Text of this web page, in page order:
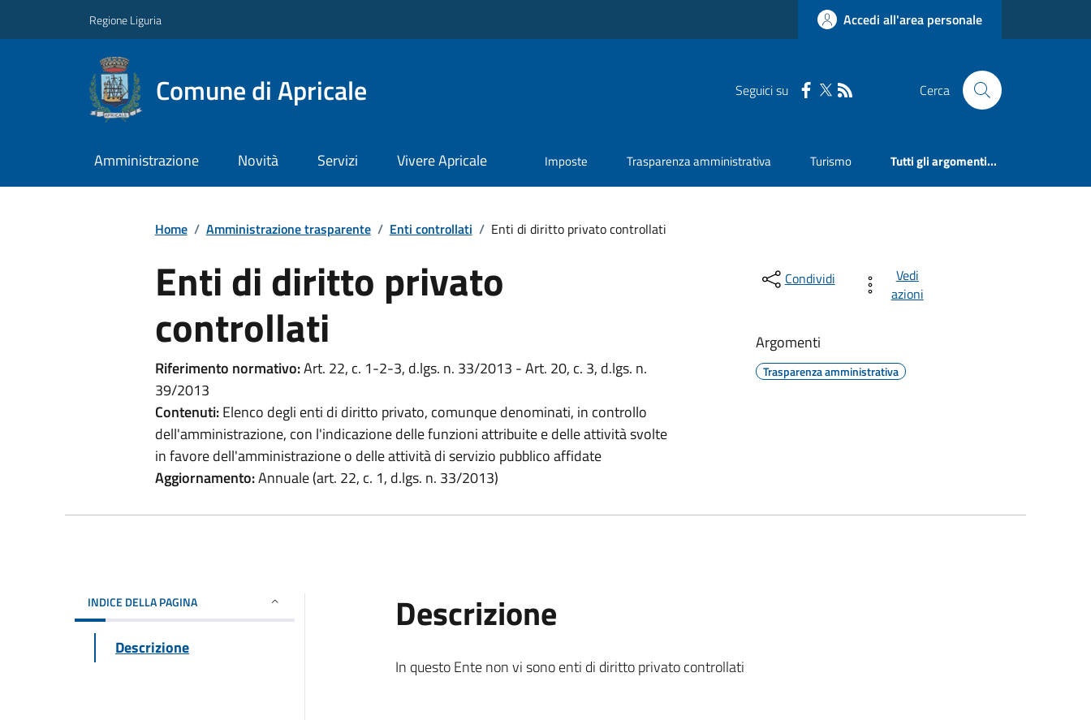
Regione Liguria Accedi all'area personale
Comune di Apricale Seguici su Cerca
Amministrazione Novità Servizi Vivere Apricale Imposte Trasparenza amministrativa Turismo Tutti gli argomenti...
Home / Amministrazione trasparente / Enti controllati / Enti di diritto privato controllati
Enti di diritto privato
controllati
Riferimento normativo:Art. 22, c. 1-2-3, d.lgs. n. 33/2013 - Art. 20, c. 3, d.lgs. n.
39/2013
Contenuti:Elenco degli enti di diritto privato, comunque denominati, in controllo
dell'amministrazione, con l'indicazione delle funzioni attribuite e delle attività svolte
in favore dell'amministrazione o delle attività di servizio pubblico affidate
Aggiornamento:Annuale (art. 22, c. 1, d.lgs. n. 33/2013)
Condividi
Vedi
azioni
Argomenti
Trasparenza amministrativa
INDICE DELLA PAGINA
Descrizione
Descrizione
In questo Ente non vi sono enti di diritto privato controllati